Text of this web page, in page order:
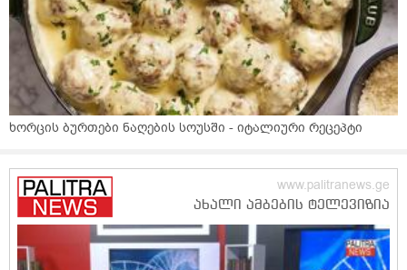
ხორცის ბურთები ნაღების სოუსში - იტალიური რეცეპტი